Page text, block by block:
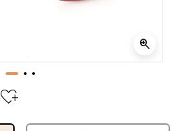
zoom_in
heart_plus